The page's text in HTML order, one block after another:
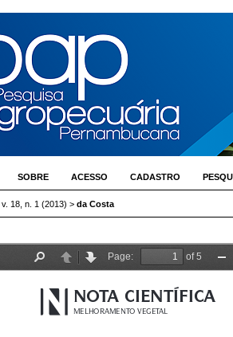
SOBRE ACESSO CADASTRO
v. 18, n. 1 (2013) > da Costa